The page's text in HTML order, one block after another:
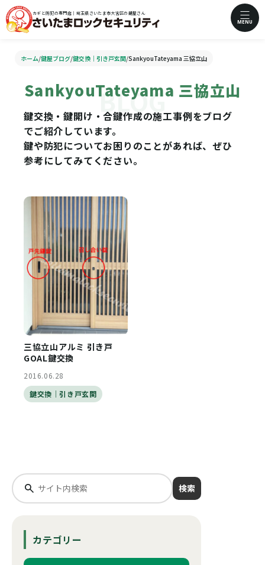
カギと防犯の専門店｜埼玉県さいたま市大宮区の鍵屋さん
MENU
ホーム/鍵屋ブログ/鍵交換｜引き戸玄関/SankyouTateyama 三協立山
SankyouTateyama 三協立山
鍵交換・鍵開け・合鍵作成の施工事例をブログ
でご紹介しています。
鍵や防犯についてお困りのことがあれば、ぜひ
参考にしてみてください。
三協立山アルミ 引き戸
GOAL鍵交換
2016.06.28
鍵交換｜引き戸玄関
検索
カテゴリー